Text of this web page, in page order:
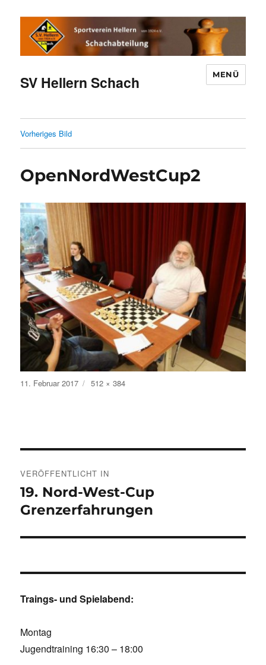
SV Hellern Schach MENÜ
Vorheriges Bild
OpenNordWestCup2
Veröffentlicht
11. Februar 2017 Volle
512 × 384
VERÖFFENTLICHT IN
19. Nord-West-Cup
Grenzerfahrungen
Traings- und Spielabend:
Montag
Jugendtraining 16:30 – 18:00